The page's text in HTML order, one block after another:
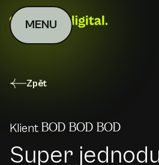
MENU
Zpět
Klient BOD BOD BOD
Super